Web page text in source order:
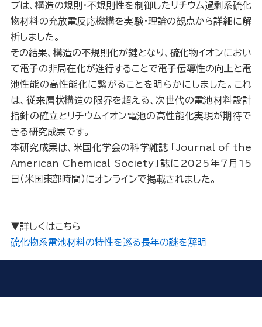
プは、構造の規則・不規則性を制御したリチウム過剰系硫化
物材料の充放電反応機構を実験・理論の観点から詳細に解
析しました。
その結果、構造の不規則化が鍵となり、硫化物イオンにおい
て電子の非局在化が進行することで電子伝導性の向上と電
池性能の高性能化に繋がることを明らかにしました。これ
は、従来層状構造の限界を超える、次世代の電池材料設計
指針の確立とリチウムイオン電池の高性能化実現が期待で
きる研究成果です。
本研究成果は、米国化学会の科学雑誌 「Journal of the
American Chemical Society」誌に2025年７月15
日（米国東部時間）にオンラインで掲載されました。
▼詳しくはこちら
硫化物系電池材料の特性を巡る長年の謎を解明